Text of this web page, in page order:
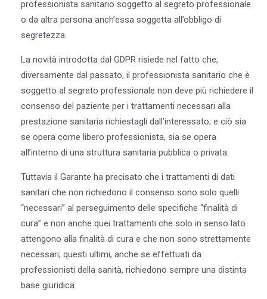
professionista sanitario soggetto al segreto professionale
o da altra persona anch’essa soggetta all’obbligo di
segretezza.
La novità introdotta dal GDPR risiede nel fatto che,
diversamente dal passato, il professionista sanitario che è
soggetto al segreto professionale non deve più richiedere il
consenso del paziente per i trattamenti necessari alla
prestazione sanitaria richiestagli dall’interessato; e ciò sia
se opera come libero professionista, sia se opera
all’interno di una struttura sanitaria pubblica o privata.
Tuttavia il Garante ha precisato che i trattamenti di dati
sanitari che non richiedono il consenso sono solo quelli
“necessari” al perseguimento delle specifiche “finalità di
cura” e non anche quei trattamenti che solo in senso lato
attengono alla finalità di cura e che non sono strettamente
necessari; questi ultimi, anche se effettuati da
professionisti della sanità, richiedono sempre una distinta
base giuridica.